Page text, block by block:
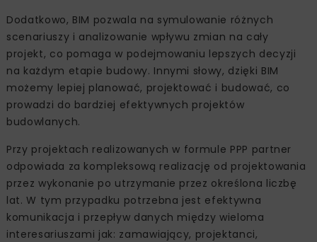
Dodatkowo, BIM pozwala na symulowanie różnych
scenariuszy i analizowanie wpływu zmian na cały
projekt, co pomaga w podejmowaniu lepszych decyzji
na każdym etapie budowy. Innymi słowy, dzięki BIM
możemy lepiej planować, projektować i budować, co
prowadzi do bardziej efektywnych projektów
budowlanych.
Przy projektach realizowanych w formule PPP partner
odpowiada za kompleksową realizację od projektowania
przez wykonanie po utrzymanie przez określona liczbę
lat. W tym przypadku potrzebna jest efektywna
komunikacja i przepływ danych między wieloma
interesariuszami jak: zamawiający, projektanci,